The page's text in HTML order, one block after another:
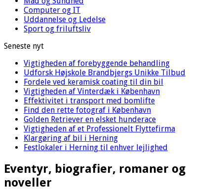
Computer og IT
Uddannelse og Ledelse
Sport og friluftsliv
Seneste nyt
Vigtigheden af forebyggende behandling
Udforsk Højskole Brandbjergs Unikke Tilbud
Fordele ved keramisk coating til din bil
Vigtigheden af Vinterdæk i København
Effektivitet i transport med bomlifte
Find den rette fotograf i København
Golden Retriever en elsket hunderace
Vigtigheden af et Professionelt Flyttefirma
Klargøring af bil i Herning
Festlokaler i Herning til enhver lejlighed
Eventyr, biografier, romaner og
noveller